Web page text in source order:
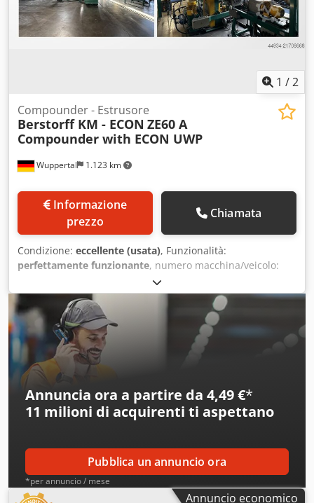
1 /2
Wuppertal 1.123 km
Compounder - Estrusore
Berstorff KM - ECON ZE60 A
Compounder with ECON UWP
prezzo
Chiamata
Condizione: eccellente (usata), Funzionalità:
perfettamente funzionante, numero macchina/veicolo:
, Estrusore compoundatore Berstorff
Codoy At N Ropfx Ah Aerf
Annuncia ora a partire da 4,49 €*
11 milioni di acquirenti ti aspettano
Pubblica un annuncio ora
*per annuncio / mese
Annuncio economico